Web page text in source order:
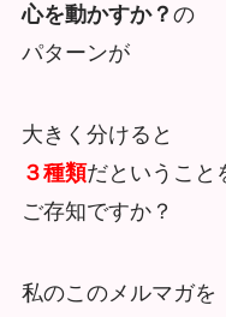
心を動かすか？ の
パターンが
大きく分けると
３種類だということ
ご存知ですか？
私のこのメルマガを